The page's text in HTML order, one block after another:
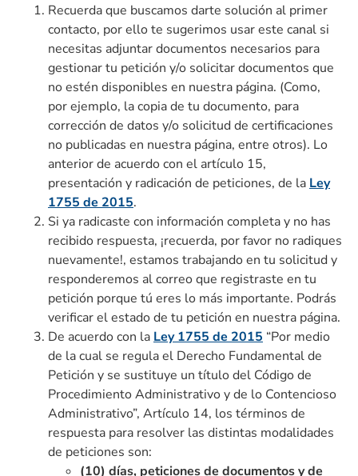
Recuerda que buscamos darte solución al primer
contacto, por ello te sugerimos usar este canal si
necesitas adjuntar documentos necesarios para
gestionar tu petición y/o solicitar documentos que
no estén disponibles en nuestra página. (Como,
por ejemplo, la copia de tu documento, para
corrección de datos y/o solicitud de certificaciones
no publicadas en nuestra página, entre otros). Lo
anterior de acuerdo con el artículo 15,
presentación y radicación de peticiones, de la Ley
1755 de 2015.
Si ya radicaste con información completa y no has
recibido respuesta, ¡recuerda, por favor no radiques
nuevamente!, estamos trabajando en tu solicitud y
responderemos al correo que registraste en tu
petición porque tú eres lo más importante. Podrás
verificar el estado de tu petición en nuestra página.
De acuerdo con la Ley 1755 de 2015 “Por medio
de la cual se regula el Derecho Fundamental de
Petición y se sustituye un título del Código de
Procedimiento Administrativo y de lo Contencioso
Administrativo”, Artículo 14, los términos de
respuesta para resolver las distintas modalidades
de peticiones son:
(10) días, peticiones de documentos y de